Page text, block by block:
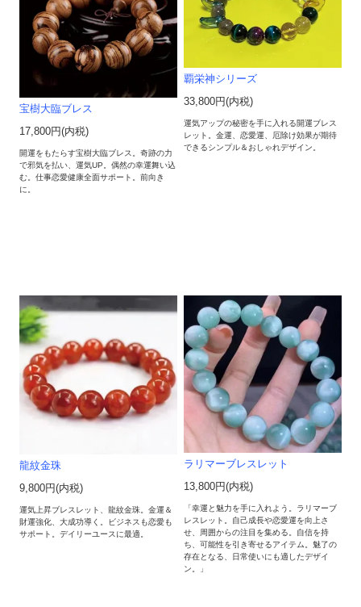
宝樹大臨ブレス
17,800円(内税)
開運をもたらす宝樹大臨ブレス。奇跡の力
で邪気を払い、運気UP。偶然の幸運舞い込
む。仕事恋愛健康全面サポート。前向き
に。
覇栄神シリーズ
33,800円(内税)
運気アップの秘密を手に入れる開運ブレス
レット。金運、恋愛運、厄除け効果が期待
できるシンプル＆おしゃれデザイン。
龍紋金珠
9,800円(内税)
運気上昇ブレスレット、龍紋金珠。金運＆
財運強化、大成功導く。ビジネスも恋愛も
サポート。デイリーユースに最適。
ラリマーブレスレット
13,800円(内税)
「幸運と魅力を手に入れよう。ラリマーブ
レスレット。自己成長や恋愛運を向上さ
せ、周囲からの注目を集める。自信を持
ち、可能性を引き寄せるアイテム。魅了の
存在となる、日常使いにも適したデザイ
ン。」